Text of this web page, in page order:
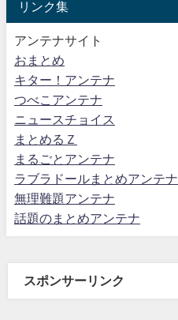
リンク集
アンテナサイト
おまとめ
キター！アンテナ
つべこアンテナ
ニュースチョイス
まとめるＺ
まるごとアンテナ
ラブラドールまとめアンテナ
無理難題アンテナ
話題のまとめアンテナ
スポンサーリンク